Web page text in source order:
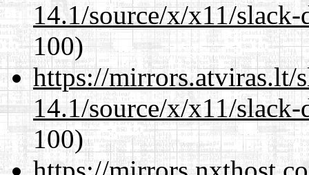
14.1/source/x/x11/
100)
https://mirrors.atviras.lt/
14.1/source/x/x11/
100)